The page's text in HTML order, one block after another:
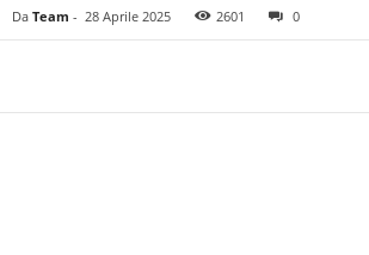
Da Team - 28 Aprile 2025 2601 0